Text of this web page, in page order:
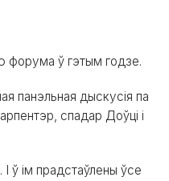
форума ў гэтым годзе.
панэльная дыскусія па
спадар Доўці і
ў ім прадстаўлены ўсе